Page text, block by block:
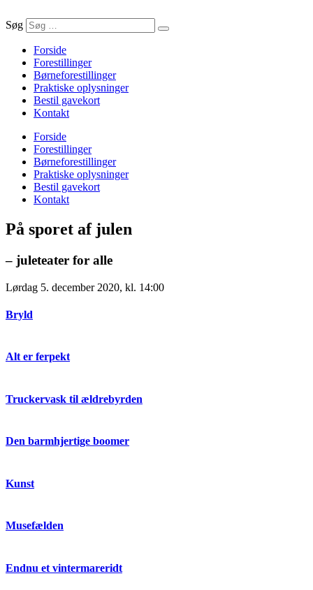
Søg
Forside
Forestillinger
Børneforestillinger
Praktiske oplysninger
Bestil gavekort
Kontakt
Forside
Forestillinger
Børneforestillinger
Praktiske oplysninger
Bestil gavekort
Kontakt
På sporet af julen
– juleteater for alle
Lørdag 5. december 2020, kl. 14:00
Bryld
Alt er ferpekt
Truckervask til ældrebyrden
Den barmhjertige boomer
Kunst
Musefælden
Endnu et vintermareridt